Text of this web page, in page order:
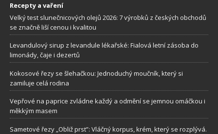
Recepty a vaření
Velký test slunečnicových olejů 2026: 7 výrobků z českých obchodů
se značně liší cenou i kvalitou
Levandulový sirup z levandule lékařské: Fialová letní zásoba do
limonády, čaje i dezertů
Kokosové řezy se šlehačkou: Jednoduchý moučník, který si
zamiluje celá rodina
Vepřové na paprice zvládne každý a odmění se jemnou omáčkou i
měkkým masem
Sametové řezy „Obliž prst”: Vláčný korpus, krém, který se rozplývá.